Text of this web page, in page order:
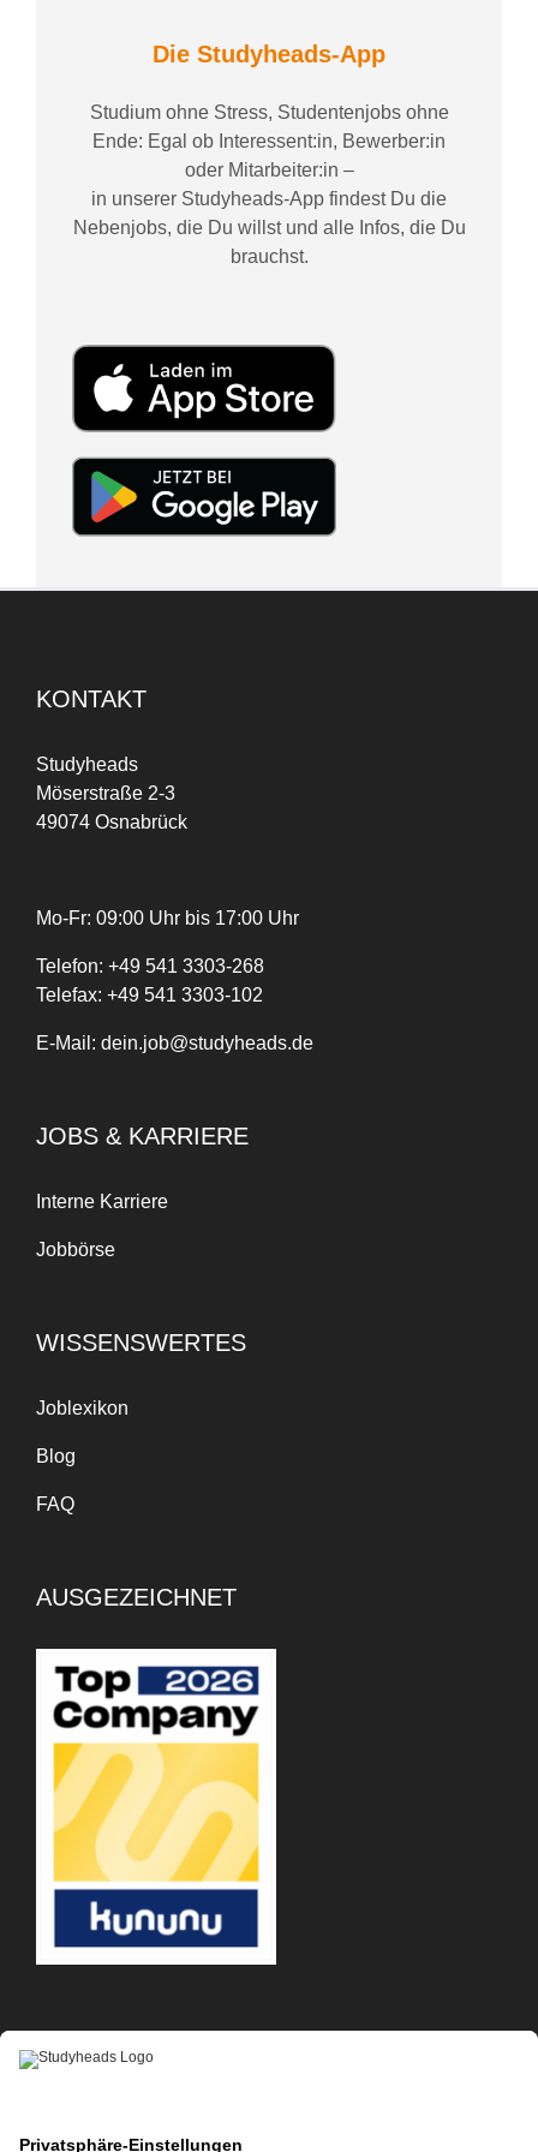
Die Studyheads-App
Studium ohne Stress, Studentenjobs ohne
Ende: Egal ob Interessent:in, Bewerber:in
oder Mitarbeiter:in –
in unserer Studyheads-App findest Du die
Nebenjobs, die Du willst und alle Infos, die Du
brauchst.
KONTAKT
Studyheads
Möserstraße 2-3
49074 Osnabrück
Mo-Fr: 09:00 Uhr bis 17:00 Uhr
Telefon: +49 541 3303-268
Telefax: +49 541 3303-102
E-Mail: dein.job@studyheads.de
JOBS & KARRIERE
Interne Karriere
Jobbörse
WISSENSWERTES
Joblexikon
Blog
FAQ
AUSGEZEICHNET